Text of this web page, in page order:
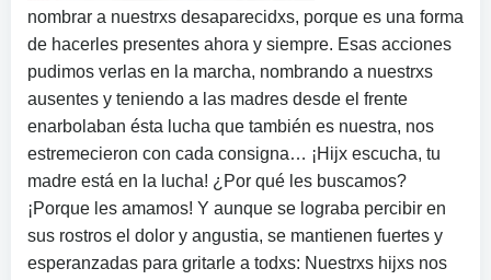
nombrar a nuestrxs desaparecidxs, porque es una forma
de hacerles presentes ahora y siempre. Esas acciones
pudimos verlas en la marcha, nombrando a nuestrxs
ausentes y teniendo a las madres desde el frente
enarbolaban ésta lucha que también es nuestra, nos
estremecieron con cada consigna… ¡Hijx escucha, tu
madre está en la lucha! ¿Por qué les buscamos?
¡Porque les amamos! Y aunque se lograba percibir en
sus rostros el dolor y angustia, se mantienen fuertes y
esperanzadas para gritarle a todxs: Nuestrxs hijxs nos